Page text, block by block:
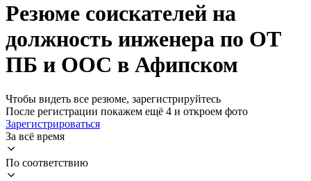
Резюме соискателей на
должность инженера по ОТ
ПБ и ООС в Афипском
Чтобы видеть все резюме, зарегистрируйтесь
После регистрации покажем ещё 4 и откроем фото
Зарегистрироваться
За всё время
По соответствию